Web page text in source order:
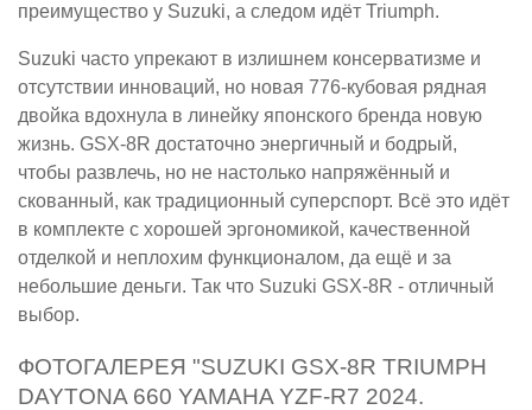
преимущество у Suzuki, а следом идёт Triumph.
Suzuki часто упрекают в излишнем консерватизме и
отсутствии инноваций, но новая 776-кубовая рядная
двойка вдохнула в линейку японского бренда новую
жизнь. GSX-8R достаточно энергичный и бодрый,
чтобы развлечь, но не настолько напряжённый и
скованный, как традиционный суперспорт. Всё это идёт
в комплекте с хорошей эргономикой, качественной
отделкой и неплохим функционалом, да ещё и за
небольшие деньги. Так что Suzuki GSX-8R - отличный
выбор.
ФОТОГАЛЕРЕЯ "SUZUKI GSX-8R TRIUMPH
DAYTONA 660 YAMAHA YZF-R7 2024.